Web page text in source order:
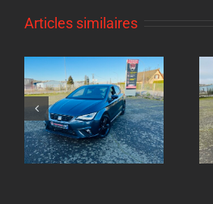
Articles similaires
Echappement inox
sur mesure Mini
Cooper 1.6l